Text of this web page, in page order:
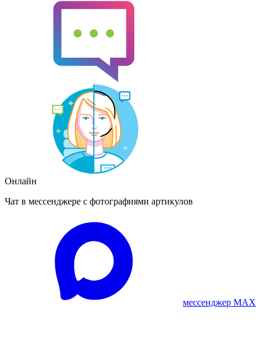
Онлайн
Чат в мессенджере с фотографиями артикулов
мессенджер MAX